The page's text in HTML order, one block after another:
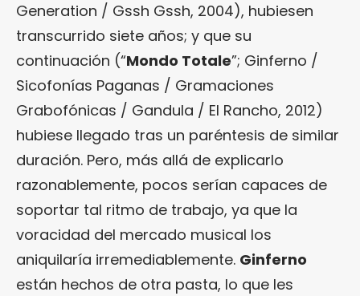
Generation / Gssh Gssh, 2004), hubiesen
transcurrido siete años; y que su
continuación (“Mondo Totale”; Ginferno /
Sicofonías Paganas / Gramaciones
Grabofónicas / Gandula / El Rancho, 2012)
hubiese llegado tras un paréntesis de similar
duración. Pero, más allá de explicarlo
razonablemente, pocos serían capaces de
soportar tal ritmo de trabajo, ya que la
voracidad del mercado musical los
aniquilaría irremediablemente. Ginferno
están hechos de otra pasta, lo que les